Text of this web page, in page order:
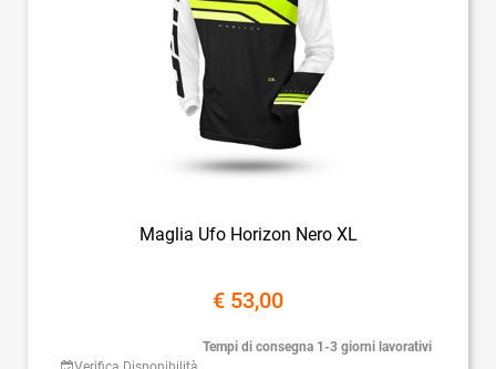
Maglia Ufo Horizon Nero XL
€ 53,00
Tempi di consegna 1-3 giorni lavorativi